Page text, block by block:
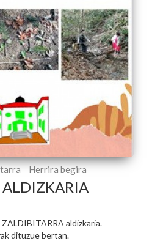
Herrira begira
aldizkaria.
dituzue bertan.